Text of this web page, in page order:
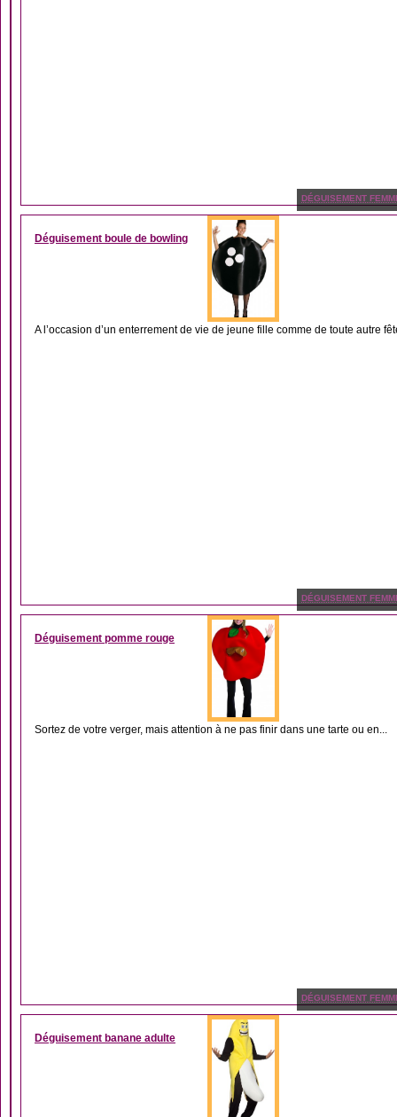
DÉGUISEMENT
Déguisement boule de bowling
A l’occasion d’un enterrement de vie de jeune fille comme de toute autre
DÉGUISEMENT
Déguisement pomme rouge
Sortez de votre verger, mais attention à ne pas finir dans une tarte ou en...
DÉGUISEMENT
Déguisement banane adulte